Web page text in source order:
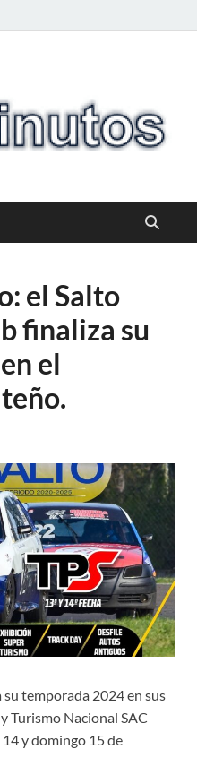
el Salto
finaliza su
el
temporada 2024 en sus
Turismo Nacional SAC
y domingo 15 de